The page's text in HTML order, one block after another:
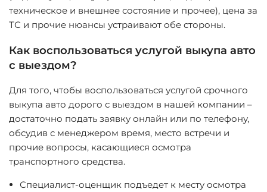
техническое и внешнее состояние и прочее), цена за
ТС и прочие нюансы устраивают обе стороны.
Как воспользоваться услугой выкупа авто
с выездом?
Для того, чтобы воспользоваться услугой срочного
выкупа авто дорого с выездом в нашей компании –
достаточно подать заявку онлайн или по телефону,
обсудив с менеджером время, место встречи и
прочие вопросы, касающиеся осмотра
транспортного средства.
Специалист-оценщик подъедет к месту осмотра